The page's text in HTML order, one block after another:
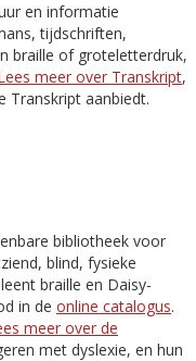
en informatie
tijdschriften,
braille of groteletterdruk,
meer over Transkript,
Transkript aanbiedt.
bibliotheek voor
blind, fysieke
braille en Daisy-
in de online catalogus.
meer over de
met dyslexie, en hun